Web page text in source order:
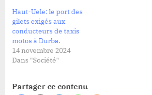
Haut-Uele: le port des
gilets exigés aux
conducteurs de taxis
motos à Durba.
14 novembre 2024
Dans "Société"
Partager ce contenu